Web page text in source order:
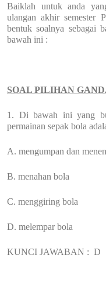
Baiklah untuk anda
ulangan akhir semester
bentuk soalnya sebagai
bawah ini :
SOAL PILIHAN
1. Di bawah ini yang
permainan sepak bola
A. mengumpan dan
B. menahan bola
C. menggiring bola
D. melempar bola
KUNCI JAWABAN : D